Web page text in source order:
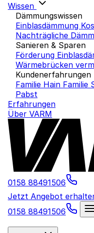
Wissen
Dämmungswissen
Einblasdämmung
Nachträgliche
Sanieren & Sparen
Förderung
Wärmebrücken
Kundenerfahrungen
Familie Hain Familie
Pabst
Erfahrungen
Über VARM
0158 88491506
Jetzt Angebot
0158 88491506